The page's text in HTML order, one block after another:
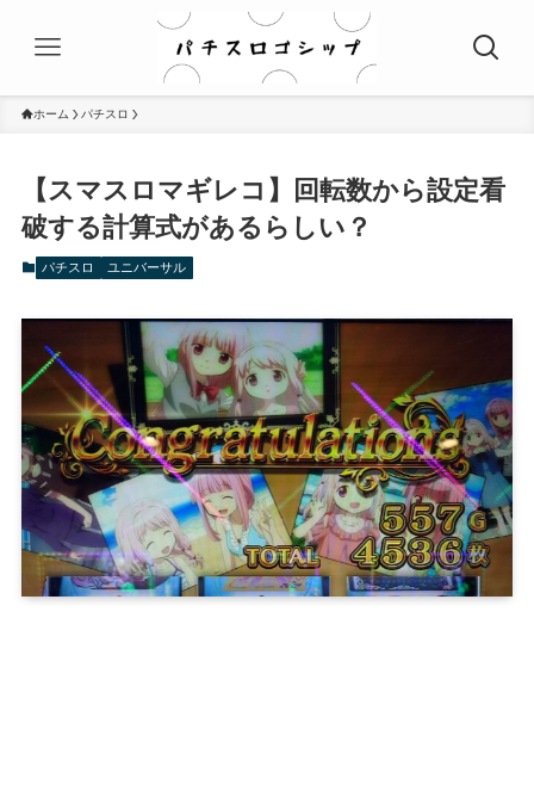
ホーム パチスロ
【スマスロマギレコ】回転数から設定看
破する計算式があるらしい？
パチスロ ユニバーサル